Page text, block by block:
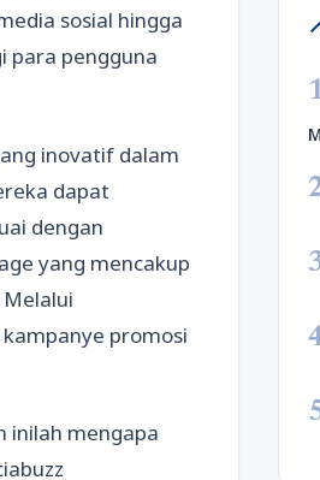
sosial hingga
para pengguna
inovatif dalam
dapat
dengan
yang mencakup
promosi
inilah mengapa